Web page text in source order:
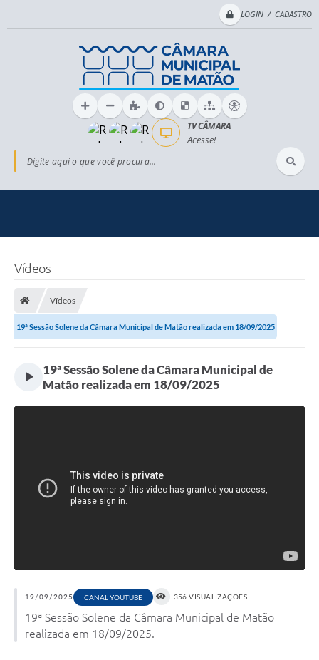
LOGIN / CADASTRO
Digite aqui o que você procura...
TV CÂMARA
Acesse!
Vídeos
Vídeos
19ª Sessão Solene da Câmara Municipal de Matão realizada em 18/09/2025
19ª Sessão Solene da Câmara Municipal de
Matão realizada em 18/09/2025
19/09/2025 CANAL YOUTUBE 356 VISUALIZAÇÕES
19ª Sessão Solene da Câmara Municipal de Matão
realizada em 18/09/2025.